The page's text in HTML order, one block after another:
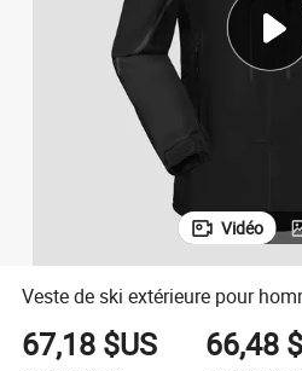
Vidéo
Veste de ski extérieure pour
67,18 $US 66,48